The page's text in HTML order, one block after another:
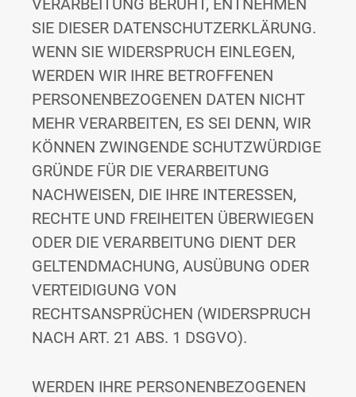
VERARBEITUNG BERUHT, ENTNEHMEN
SIE DIESER DATENSCHUTZERKLÄRUNG.
WENN SIE WIDERSPRUCH EINLEGEN,
WERDEN WIR IHRE BETROFFENEN
PERSONENBEZOGENEN DATEN NICHT
MEHR VERARBEITEN, ES SEI DENN, WIR
KÖNNEN ZWINGENDE SCHUTZWÜRDIGE
GRÜNDE FÜR DIE VERARBEITUNG
NACHWEISEN, DIE IHRE INTERESSEN,
RECHTE UND FREIHEITEN ÜBERWIEGEN
ODER DIE VERARBEITUNG DIENT DER
GELTENDMACHUNG, AUSÜBUNG ODER
VERTEIDIGUNG VON
RECHTSANSPRÜCHEN (WIDERSPRUCH
NACH ART. 21 ABS. 1 DSGVO).
WERDEN IHRE PERSONENBEZOGENEN